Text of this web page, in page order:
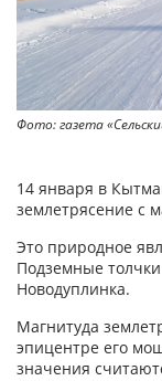
Фото: газета
14 января в
землетрясение с
Это природное
Подземные
Новодуплинка.
Магнитуда
эпицентре его
значения